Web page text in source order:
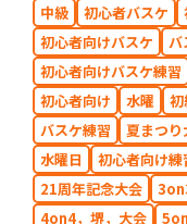
中級 初心者バスケ
初心者向けバスケ
バ
初心者向けバスケ練習
初心者向け
水曜
バスケ練習
夏まつり
水曜日
初心者向け練
21周年記念大会
4on4，堺，大会